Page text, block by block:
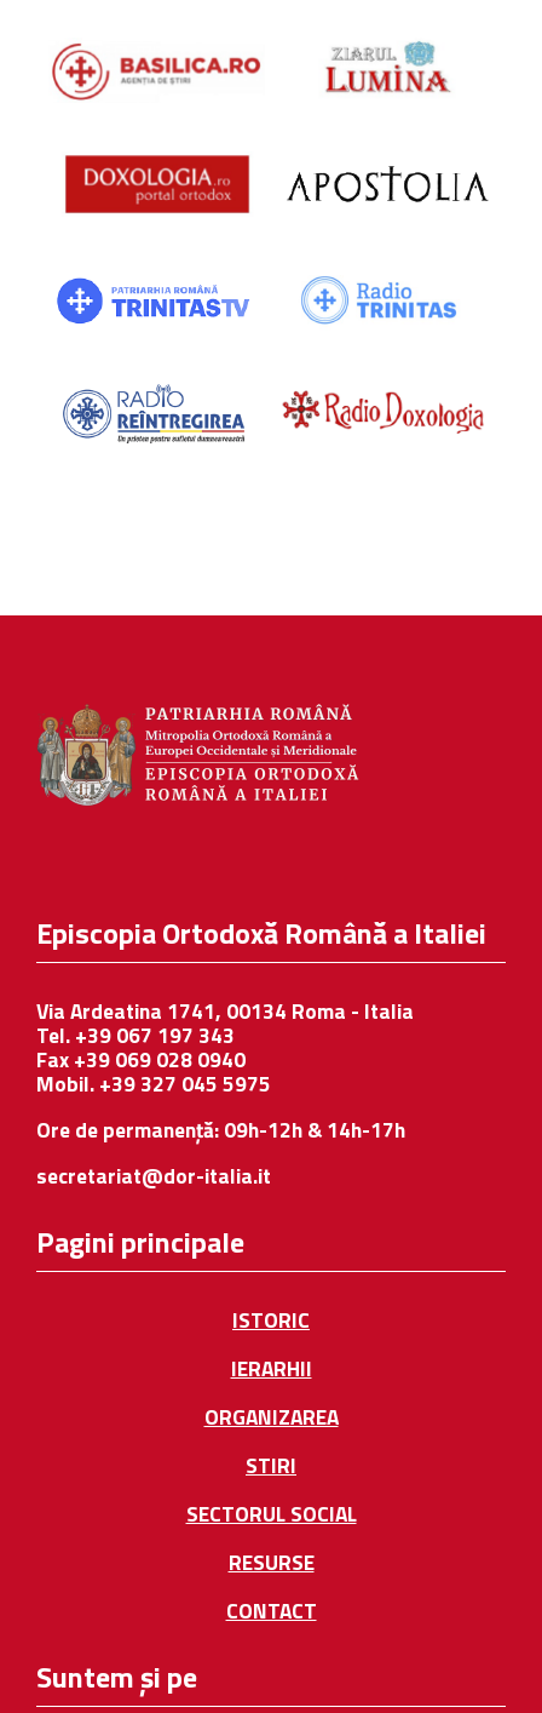
Episcopia Ortodoxă Română a Italiei
Via Ardeatina 1741, 00134 Roma - Italia
Tel. +39 067 197 343
Fax +39 069 028 0940
Mobil. +39 327 045 5975
Ore de permanență: 09h-12h & 14h-17h
secretariat@dor-italia.it
Pagini principale
ISTORIC
IERARHII
ORGANIZAREA
STIRI
SECTORUL SOCIAL
RESURSE
CONTACT
Suntem și pe